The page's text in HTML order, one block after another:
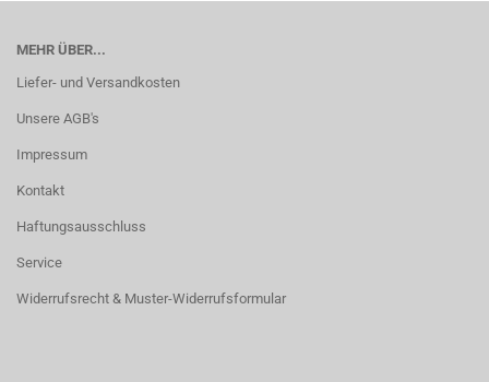
MEHR ÜBER...
Liefer- und Versandkosten
Unsere AGB's
Impressum
Kontakt
Haftungsausschluss
Service
Widerrufsrecht & Muster-Widerrufsformular